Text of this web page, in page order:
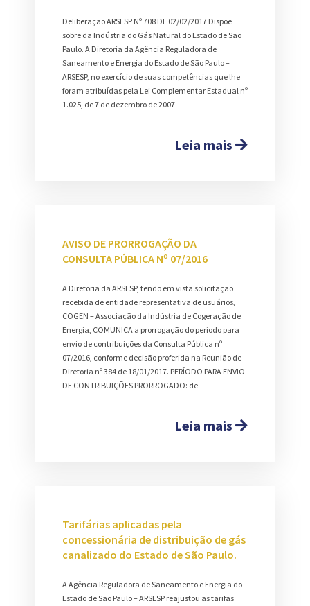
Deliberação ARSESP Nº 708 DE 02/02/2017 Dispõe
sobre da Indústria do Gás Natural do Estado de São
Paulo. A Diretoria da Agência Reguladora de
Saneamento e Energia do Estado de São Paulo –
ARSESP, no exercício de suas competências que lhe
foram atribuídas pela Lei Complementar Estadual nº
1.025, de 7 de dezembro de 2007
Leia mais
AVISO DE PRORROGAÇÃO DA
CONSULTA PÚBLICA Nº 07/2016
A Diretoria da ARSESP, tendo em vista solicitação
recebida de entidade representativa de usuários,
COGEN – Associação da Indústria de Cogeração de
Energia, COMUNICA a prorrogação do período para
envio de contribuições da Consulta Pública nº
07/2016, conforme decisão proferida na Reunião de
Diretoria nº 384 de 18/01/2017. PERÍODO PARA ENVIO
DE CONTRIBUIÇÕES PRORROGADO: de
Leia mais
Tarifárias aplicadas pela
concessionária de distribuição de gás
canalizado do Estado de São Paulo.
A Agência Reguladora de Saneamento e Energia do
Estado de São Paulo – ARSESP reajustou as tarifas